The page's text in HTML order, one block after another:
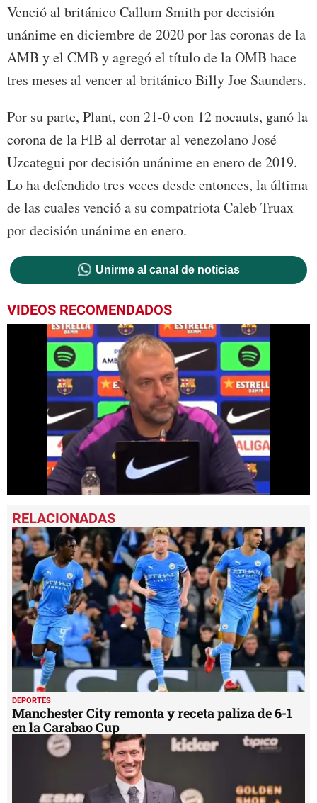
Venció al británico Callum Smith por decisión
unánime en diciembre de 2020 por las coronas de la
AMB y el CMB y agregó el título de la OMB hace
tres meses al vencer al británico Billy Joe Saunders.
Por su parte, Plant, con 21-0 con 12 nocauts, ganó la
corona de la FIB al derrotar al venezolano José
Uzcategui por decisión unánime en enero de 2019.
Lo ha defendido tres veces desde entonces, la última
de las cuales venció a su compatriota Caleb Truax
por decisión unánime en enero.
Unirme al canal de noticias
VIDEOS RECOMENDADOS
seconds
of
1
minute,
9
seconds
DEPORTES
Manchester City remonta y receta paliza de 6-1
en la Carabao Cup